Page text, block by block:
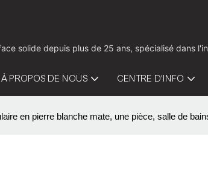
solide depuis plus de 25 ans, spécialisé dans
À PROPOS DE NOUS CENTRE D'INFO
en pierre blanche mate, une pièce, salle de